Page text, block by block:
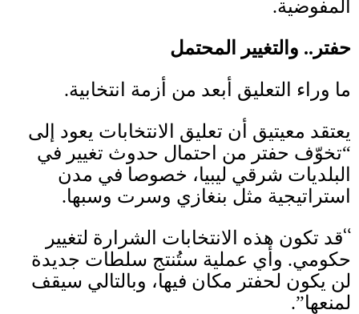
المفوضية.
حفتر .. والتغيير المحتمل
ما وراء التعليق أبعد من أزمة انتخابية.
يعتقد معيتيق أن تعليق الانتخابات يعود إلى
“تخوّف حفتر من احتمال حدوث تغيير في
البلديات شرقي ليبيا، خصوصا في مدن
استراتيجية مثل بنغازي وسرت وسبها.
“قد تكون هذه الانتخابات الشرارة لتغيير
حكومي. وأي عملية ستُنتج سلطات جديدة
لن يكون لحفتر مكان فيها، وبالتالي سيقف
لمنعها”.